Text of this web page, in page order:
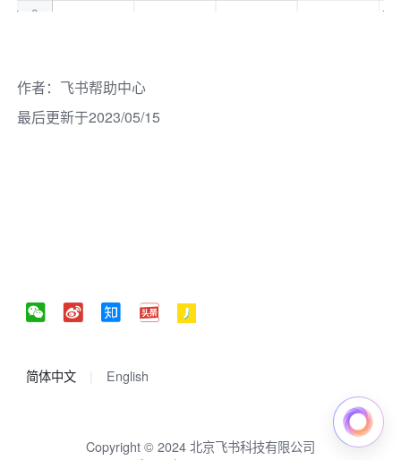
作者： 飞书帮助中心
最后更新于2023/05/15
简体中文 English
Copyright © 2024 北京飞书科技有限公司